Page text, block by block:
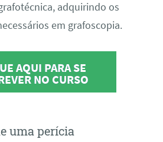
adquirindo os
em grafoscopia.
AQUI PARA SE
NO CURSO
uma perícia